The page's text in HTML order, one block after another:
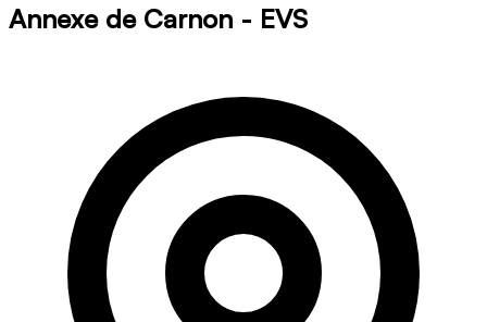
Annexe de Carnon - EVS